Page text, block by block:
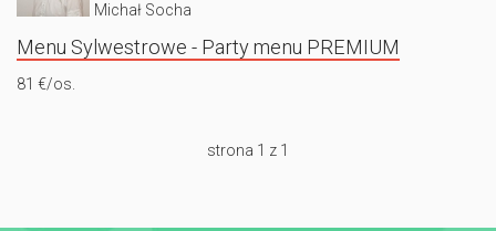
Michał Socha
Menu Sylwestrowe - Party menu PREMIUM
81 €/os.
strona 1 z 1